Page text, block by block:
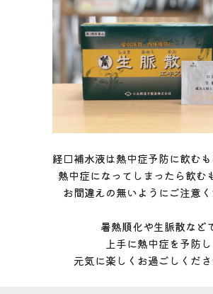
経口補水液は熱中症予防に飲むも
熱中症になってしまったら飲む
お間違えの無いようにご注意く
暑熱順化や生脈散など
上手に熱中症を予防し
元気に楽しくお過ごしくださ